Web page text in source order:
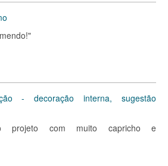
- decoração interna, sugestão
projeto com muito capricho e